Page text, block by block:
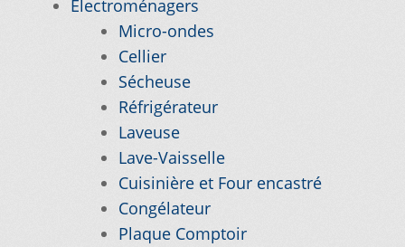
Nos promotions
Notre objectif
Pour quel type d’appareil ?
Électroménagers
Micro-ondes
Cellier
Sécheuse
Réfrigérateur
Laveuse
Lave-Vaisselle
Cuisinière et Four encastré
Congélateur
Plaque Comptoir